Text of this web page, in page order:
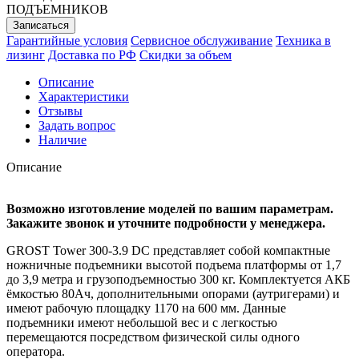
ПОДЪЕМНИКОВ
Записаться
Гарантийные условия Сервисное обслуживание Техника в
лизинг Доставка по РФ Скидки за объем
Описание
Характеристики
Отзывы
Задать вопрос
Наличие
Описание
Возможно изготовление моделей по вашим параметрам.
Закажите звонок и уточните подробности у менеджера.
GROST Tower 300-3.9 DC представляет собой компактные
ножничные подъемники высотой подъема платформы от 1,7
до 3,9 метра и грузоподъемностью 300 кг. Комплектуется АКБ
ёмкостью 80Ач, дополнительными опорами (аутригерами) и
имеют рабочую площадку 1170 на 600 мм. Данные
подъемники имеют небольшой вес и с легкостью
перемещаются посредством физической силы одного
оператора.